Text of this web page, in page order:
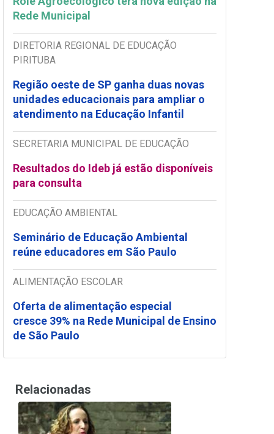
Rede Municipal
DIRETORIA REGIONAL DE EDUCAÇÃO
PIRITUBA
Região oeste de SP ganha duas novas
unidades educacionais para ampliar o
atendimento na Educação Infantil
SECRETARIA MUNICIPAL DE EDUCAÇÃO
Resultados do Ideb já estão disponíveis
para consulta
EDUCAÇÃO AMBIENTAL
Seminário de Educação Ambiental
reúne educadores em São Paulo
ALIMENTAÇÃO ESCOLAR
Oferta de alimentação especial
cresce 39% na Rede Municipal de Ensino
de São Paulo
Relacionadas